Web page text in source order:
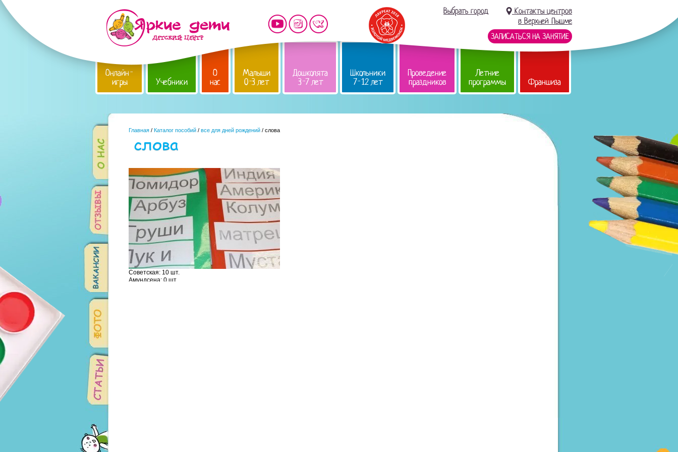
Выбрать город
Контакты центров
в Верхней Пышме
ЗАПИСАТЬСЯ НА ЗАНЯТИЕ
Онлайн-
игры Учебники
О
нас
Малыши
0-3 лет
Дошколята
3-7 лет
Школьники
7-12 лет
Проведение
праздников
Летние
программы Франшиза
Главная / Каталог пособий / все для дней рождений / слова
слова
Советская: 10 шт.
Амундсена: 0 шт.